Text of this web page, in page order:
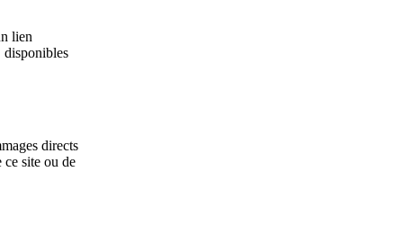
lien
disponibles
directs
site ou de